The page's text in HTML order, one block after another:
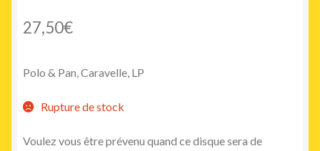
27,50€
Polo & Pan, Caravelle, LP
Rupture de stock
Voulez vous être prévenu quand ce disque sera de